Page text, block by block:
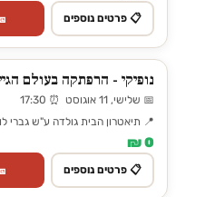
📋 פרטים נוספים
נופיקי - הרפתקה בעולם
📅 שלישי, 11 אוגוסט ⏰ 17:30
📍 תיאטרון הבית גולדה ע"ש גברי
0 ₪
📋 פרטים נוספים